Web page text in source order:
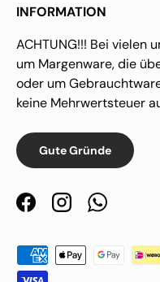
INFORMATION
ACHTUNG!!! Bei vielen
um Margenware, die
oder um
keine Mehrwertsteuer
Gute Gründe
FacebookInstagramWhatsApp
Zahlungsmethoden